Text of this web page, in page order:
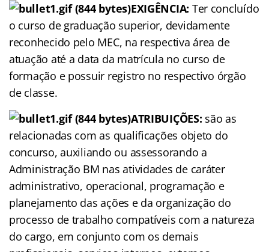
EXIGÊNCIA: Ter concluído
o curso de graduação superior, devidamente
reconhecido pelo MEC, na respectiva área de
atuação até a data da matrícula no curso de
formação e possuir registro no respectivo órgão
de classe.
ATRIBUIÇÕES: são as
relacionadas com as qualificações objeto do
concurso, auxiliando ou assessorando a
Administração BM nas atividades de caráter
administrativo, operacional, programação e
planejamento das ações e da organização do
processo de trabalho compatíveis com a natureza
do cargo, em conjunto com os demais